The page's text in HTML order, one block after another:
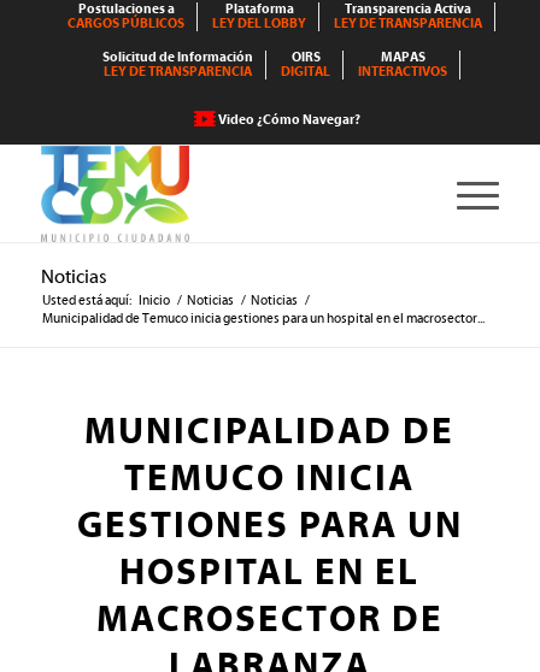
Postulaciones a
CARGOS PÚBLICOS
Plataforma
LEY DEL LOBBY
Transparencia Activa
LEY DE TRANSPARENCIA
Solicitud de Información
LEY DE TRANSPARENCIA
OIRS
DIGITAL
MAPAS
INTERACTIVOS
Video ¿Cómo Navegar?
Noticias
Usted está aquí: Inicio / Noticias / Noticias /
Municipalidad de Temuco inicia gestiones para un hospital en el macrosector...
MUNICIPALIDAD DE
TEMUCO INICIA
GESTIONES PARA UN
HOSPITAL EN EL
MACROSECTOR DE